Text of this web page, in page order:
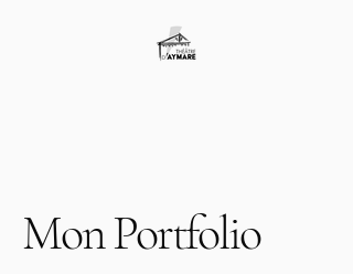
Mon Portfolio